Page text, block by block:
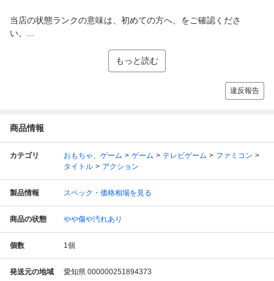
当店の状態ランクの意味は、初めての方へ、をご確認くださ
い。...
もっと読む
違反報告
商品情報
カテゴリ おもちゃ、ゲーム ゲーム テレビゲーム
ファミコン
タイトル
アクション
製品情報 スペック・価格相場を見る
商品の状態 やや傷や汚れあり
個数 1個
発送元の地域 愛知県 000000251894373